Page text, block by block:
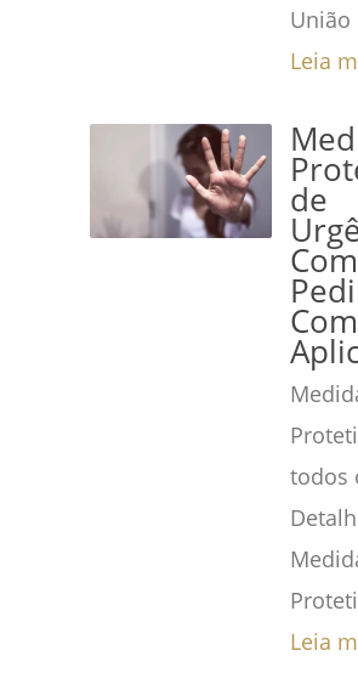
União
Leia
de
todos
Leia